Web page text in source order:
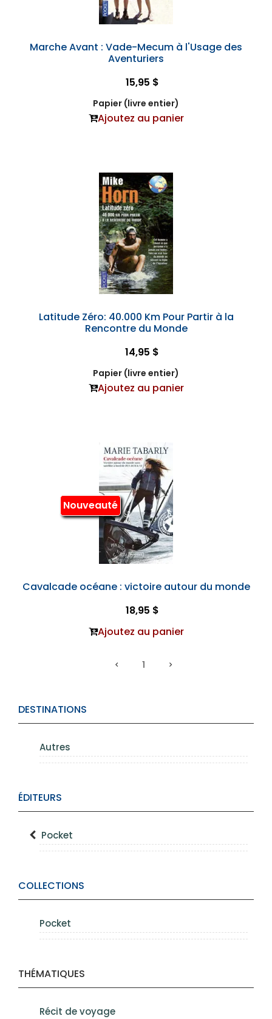
DESTINATIONS
Autres
ÉDITEURS
Pocket
COLLECTIONS
Pocket
THÉMATIQUES
Récit de voyage
Marche Avant : Vade-Mecum à l'Usage des
Aventuriers
15,95 $
Papier (livre entier)
Ajoutez au panier
Latitude Zéro: 40.000 Km Pour Partir à la
Rencontre du Monde
14,95 $
Papier (livre entier)
Ajoutez au panier
Nouveauté
Cavalcade océane : victoire autour du monde
18,95 $
Ajoutez au panier
1